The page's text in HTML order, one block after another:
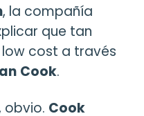
, la compañía
que tan
cost a través
Cook.
obvio. Cook